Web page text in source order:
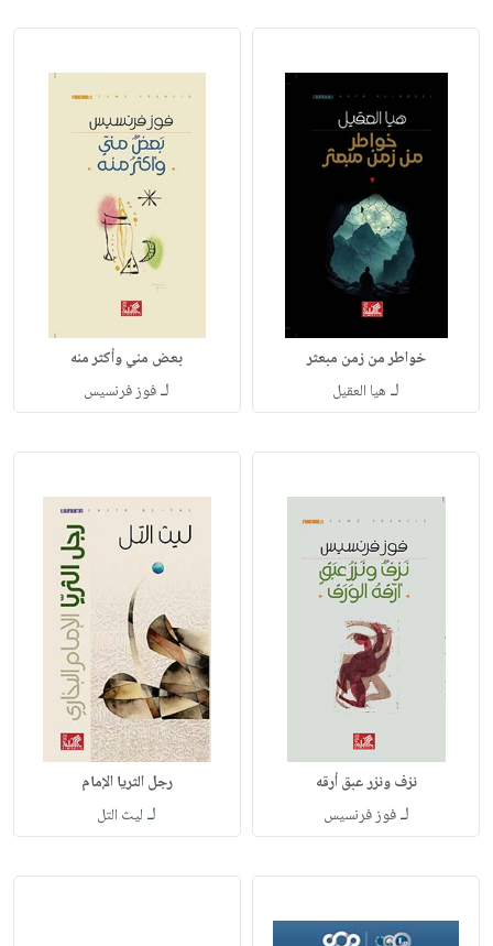
خواطر من زمن مبعثر
لـ هيا العقيل
بعض مني وأكثر منه
لـفوز فرنسيس
نزف ونزر عبق أرقه
لـفوز فرنسيس
رجل الثريا الإمام
لـ ليث التل